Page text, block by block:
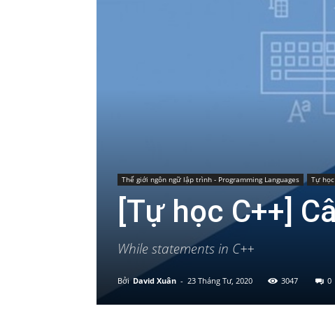
Thế giới ngôn ngữ lập trình - Programming Languages Tự học
[Tự học C++]
While statements in C++
Bởi David Xuân - 23 Tháng Tư, 2020 3047 0